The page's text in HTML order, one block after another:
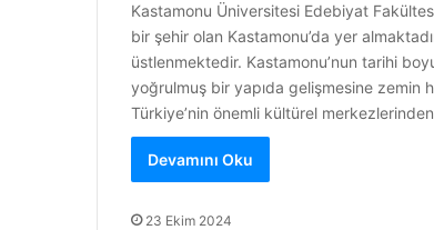
Kastamonu Üniversitesi Edebiyat
bir şehir olan Kastamonu’da yer
üstlenmektedir. Kastamonu’nun tarihi
yoğrulmuş bir yapıda gelişmesine zemin
Türkiye’nin önemli kültürel
Devamını Oku
23 Ekim 2024